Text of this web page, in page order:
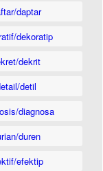
daptar
dekoratip
dekrit
detil
diagnosa
duren
efektip